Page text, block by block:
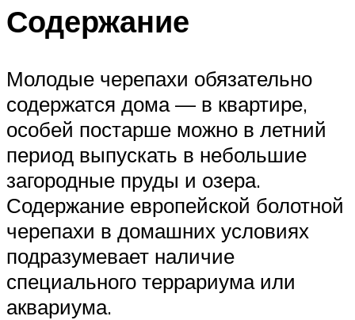
Содержание
Молодые черепахи обязательно
содержатся дома — в квартире,
особей постарше можно в летний
период выпускать в небольшие
загородные пруды и озера.
Содержание европейской болотной
черепахи в домашних условиях
подразумевает наличие
специального террариума или
аквариума.